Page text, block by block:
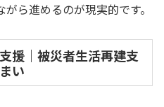
ら進めるのが現実的です。
援｜被災者生活再建支
い